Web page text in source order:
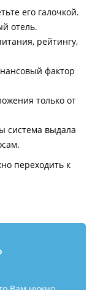
его галочкой.
отель.
рейтингу,
фактор
только от
система выдала
переходить к